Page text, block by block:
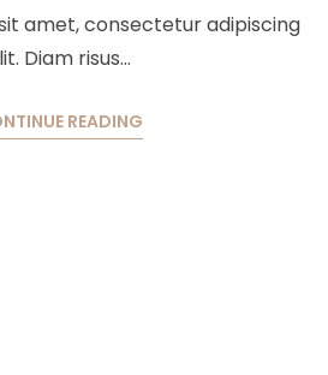
amet, consectetur adipiscing
Diam risus…
READING